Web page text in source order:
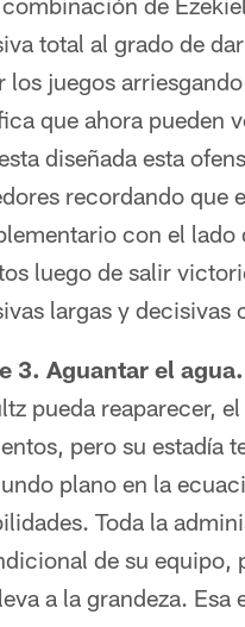
total al grado de
los juegos
que ahora pueden
diseñada esta
recordando que
con el lado
luego de salir
largas y decisivas
3. Aguantar el agua.
pueda reaparecer,
pero su estadía
plano en la
Toda la
de su equipo,
a la grandeza.